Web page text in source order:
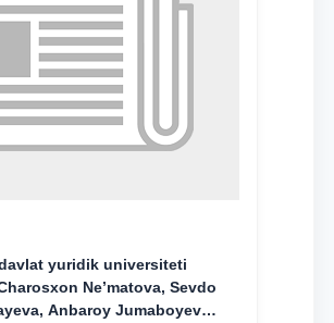
yuridik universiteti
Ne’matova, Sevdo
Anbaroy Jumaboyeva